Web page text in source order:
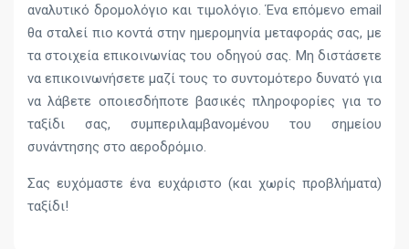
αναλυτικό δρομολόγιο και τιμολόγιο. Ένα επόμενο email
θα σταλεί πιο κοντά στην ημερομηνία μεταφοράς σας, με
τα στοιχεία επικοινωνίας του οδηγού σας. Μη διστάσετε
να επικοινωνήσετε μαζί τους το συντομότερο δυνατό για
να λάβετε οποιεσδήποτε βασικές πληροφορίες για το
ταξίδι σας, συμπεριλαμβανομένου του σημείου
συνάντησης στο αεροδρόμιο.
Σας ευχόμαστε ένα ευχάριστο (και χωρίς προβλήματα)
ταξίδι!